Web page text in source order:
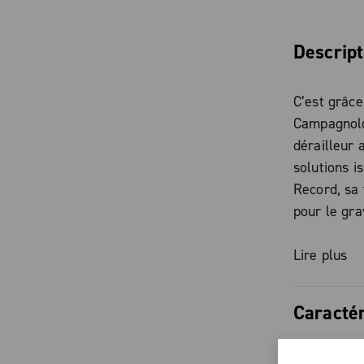
C’est
dérailleur
solutions
Record,
pour le
rapports
tout-
et fiables,
Lire plus